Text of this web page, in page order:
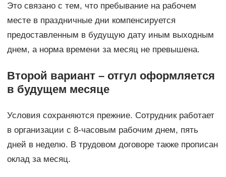
Это связано с тем, что пребывание на рабочем
месте в праздничные дни компенсируется
предоставленным в будущую дату иным выходным
днем, а норма времени за месяц не превышена.
Второй вариант – отгул оформляется
в будущем месяце
Условия сохраняются прежние. Сотрудник работает
в организации с 8-часовым рабочим днем, пять
дней в неделю. В трудовом договоре также прописан
оклад за месяц.